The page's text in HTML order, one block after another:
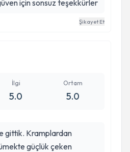
için sonsuz teşekkürler
Şikayet Et
İlgi
5.0
Ortam
5.0
gittik. Kramplardan
güçlük çeken